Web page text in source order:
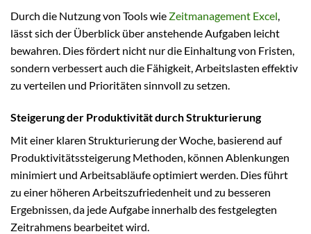
Durch die Nutzung von Tools wie Zeitmanagement Excel,
lässt sich der Überblick über anstehende Aufgaben leicht
bewahren. Dies fördert nicht nur die Einhaltung von Fristen,
sondern verbessert auch die Fähigkeit, Arbeitslasten effektiv
zu verteilen und Prioritäten sinnvoll zu setzen.
Steigerung der Produktivität durch Strukturierung
Mit einer klaren Strukturierung der Woche, basierend auf
Produktivitätssteigerung Methoden, können Ablenkungen
minimiert und Arbeitsabläufe optimiert werden. Dies führt
zu einer höheren Arbeitszufriedenheit und zu besseren
Ergebnissen, da jede Aufgabe innerhalb des festgelegten
Zeitrahmens bearbeitet wird.